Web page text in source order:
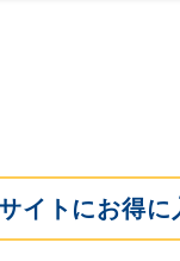
イトにお得に